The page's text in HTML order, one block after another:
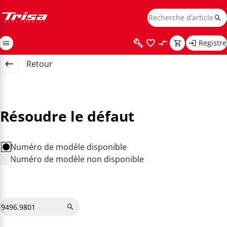
Registre
Retour
Résoudre le défaut
Numéro de modèle disponible
Numéro de modèle non disponible